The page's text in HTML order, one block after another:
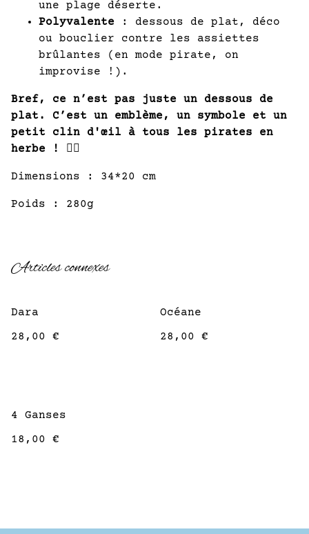
une plage déserte.
Polyvalente : dessous de plat, déco
ou bouclier contre les assiettes
brûlantes (en mode pirate, on
improvise !).
Bref, ce n’est pas juste un dessous de
plat. C’est un emblème, un symbole et un
petit clin d'œil à tous les pirates en
herbe !
🏴‍☠️
Dimensions : 34*20 cm
Poids : 280g
Articles connexes
Dara
28,00 €
Océane
28,00 €
4 Ganses
18,00 €